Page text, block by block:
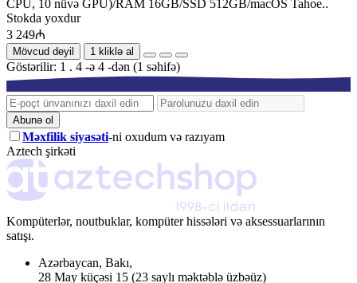
CPU, 10 nüvə GPU)/RAM 16GB/SSD 512GB/macOS Tahoe..
Stokda yoxdur
3 249₼
Mövcud deyil 1 kliklə al
Göstərilir: 1 . 4 -ə 4 -dən (1 səhifə)
Abunə ol
Məxfilik siyasəti-ni oxudum və razıyam
Aztech şirkəti
Kompüterlər, noutbuklar, kompüter hissələri və aksessuarlarının
satışı.
Azərbaycan, Bakı,
28 May küçəsi 15 (23 saylı məktəblə üzbəüz)